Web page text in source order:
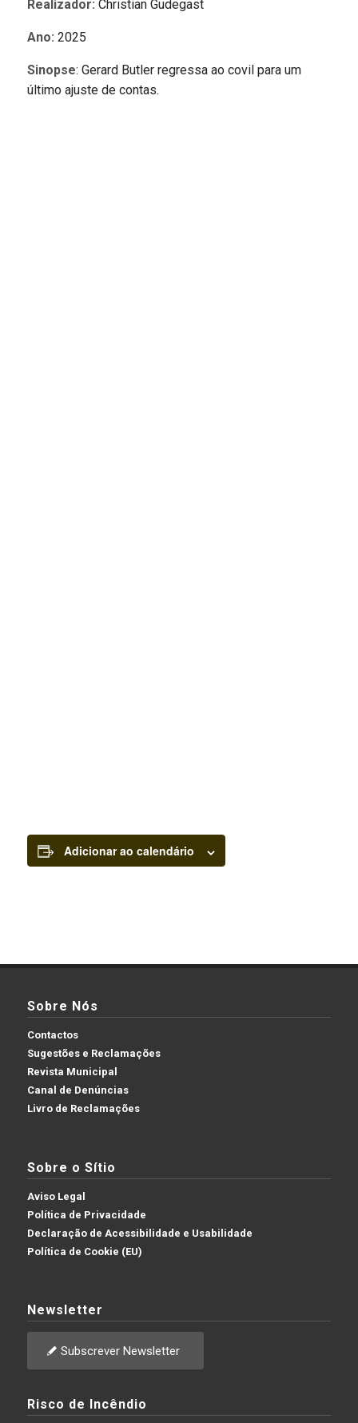
Realizador: Christian Gudegast
Ano: 2025
Sinopse: Gerard Butler regressa ao covil para um
último ajuste de contas.
Adicionar ao calendário
Sobre Nós
Contactos
Sugestões e Reclamações
Revista Municipal
Canal de Denúncias
Livro de Reclamações
Sobre o Sítio
Aviso Legal
Política de Privacidade
Declaração de Acessibilidade e Usabilidade
Política de Cookie (EU)
Newsletter
Subscrever Newsletter
Risco de Incêndio